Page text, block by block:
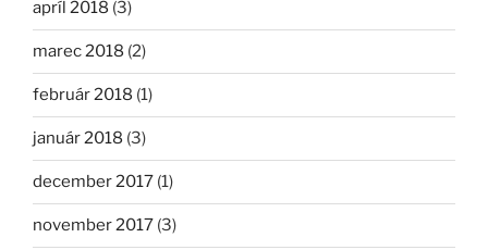
apríl 2018 (3)
marec 2018 (2)
február 2018 (1)
január 2018 (3)
december 2017 (1)
november 2017 (3)